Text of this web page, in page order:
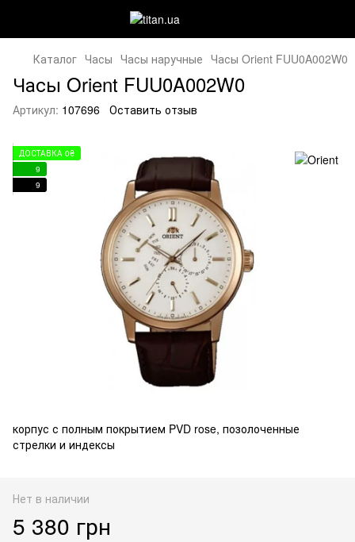
Каталог Часы Часы наручные Часы Orient FUU0A002W0
Часы Orient FUU0A002W0
Артикул: 107696 Оставить отзыв
ДОСТАВКА 0₴
9
9
корпус с полным покрытием PVD rose, позолоченные
стрелки и индексы
Нет в наличии
5 380 грн